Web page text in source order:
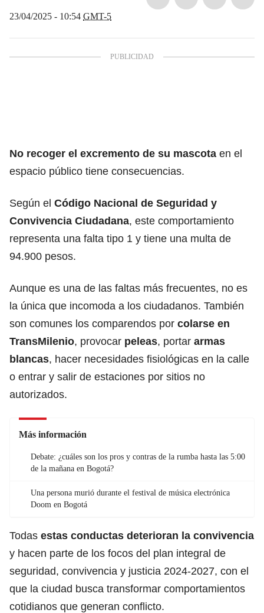
23/04/2025 - 10:54 GMT-5
No recoger el excremento de su mascota en el
espacio público tiene consecuencias.
Según el Código Nacional de Seguridad y
Convivencia Ciudadana, este comportamiento
representa una falta tipo 1 y tiene una multa de
94.900 pesos.
Aunque es una de las faltas más frecuentes, no es
la única que incomoda a los ciudadanos. También
son comunes los comparendos por colarse en
TransMilenio, provocar peleas, portar armas
blancas, hacer necesidades fisiológicas en la calle
o entrar y salir de estaciones por sitios no
autorizados.
Más información
Debate: ¿cuáles son los pros y contras de la rumba hasta las 5:00
de la mañana en Bogotá?
Una persona murió durante el festival de música electrónica
Doom en Bogotá
Todas estas conductas deterioran la convivencia
y hacen parte de los focos del plan integral de
seguridad, convivencia y justicia 2024-2027, con el
que la ciudad busca transformar comportamientos
cotidianos que generan conflicto.